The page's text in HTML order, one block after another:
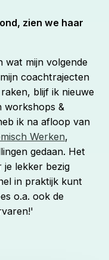
zien we haar
wat mijn volgende
coachtrajecten
blijf ik nieuwe
workshops &
ik na afloop van
Werken,
gedaan. Het
je lekker bezig
in praktijk kunt
o.a. ook de